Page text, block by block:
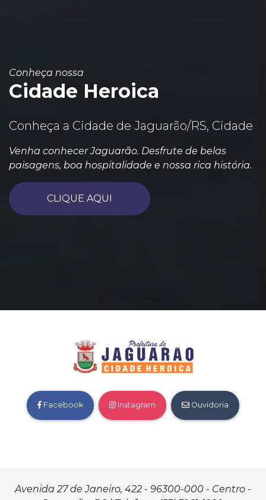
Conheça nossa
Cidade Heroica
Conheça a Cidade de Jaguarão/RS, Cidade
Venha conhecer Jaguarão. Desfrute de belas
paisagens, boa hospitalidade e nossa rica história.
CLIQUE AQUI
Facebook Instagram Ouvidoria
Avenida 27 de Janeiro, 422 - 96300-000 - Centro -